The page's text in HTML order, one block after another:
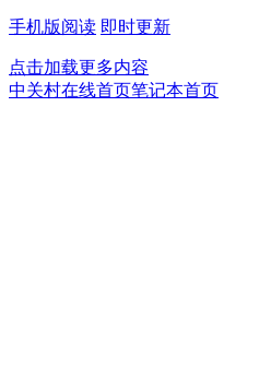
手机版阅读 即时更新
点击加载更多内容
中关村在线首页笔记本首页